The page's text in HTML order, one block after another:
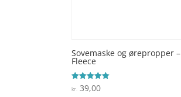
Sovemaske og ørepropper –
Fleece
Vurderet
5
kr. 39,00